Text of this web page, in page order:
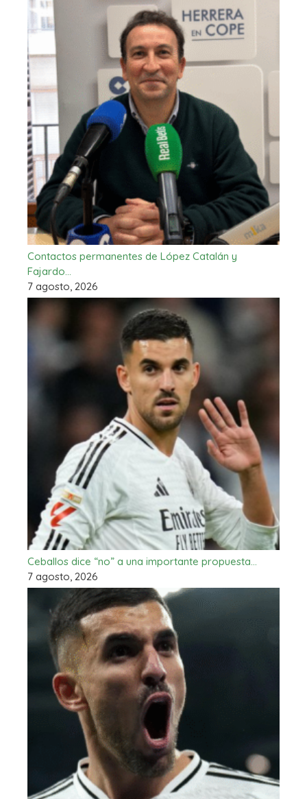
Contactos permanentes de López Catalán y
Fajardo…
7 agosto, 2026
Ceballos dice “no” a una importante propuesta…
7 agosto, 2026